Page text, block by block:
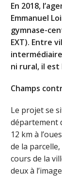
En 2018,
Emmanuel
gymnase-
EXT). Entre
ni rural, il est
Champs
Le projet se
département
12 km à
de la
cours de la
deux à